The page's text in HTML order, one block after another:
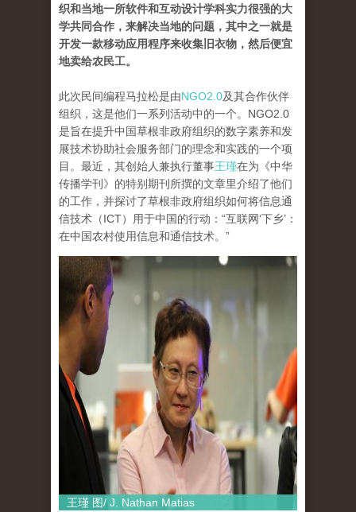
织和当地一所软件和互动设计学科实力很强的大
学共同合作，来解决当地的问题，其中之一就是
开发一款移动应用程序来收集旧衣物，然后便宜
地卖给农民工。
此次民间编程马拉松是由NGO2.0及其合作伙伴
组织，这是他们一系列活动中的一个。NGO2.0
是旨在提升中国草根非政府组织的数字素养和发
展技术协助社会服务部门的理念和实践的一个项
目。最近，其创始人兼执行董事王瑾在为《中华
传播学刊》的特别期刊所撰的文章里介绍了他们
的工作，并探讨了草根非政府组织如何将信息通
信技术（ICT）用于中国的行动：“互联网‘下乡’：
在中国农村使用信息和通信技术。”
王瑾 图/ J. Nathan Matias